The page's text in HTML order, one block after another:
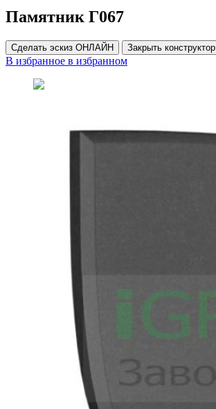
Памятник Г067
Сделать эскиз ОНЛАЙН Закрыть конструктор
В избранное в избранном